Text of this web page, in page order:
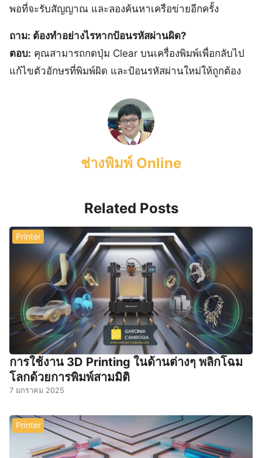
พอที่จะรับสัญญาณ และลองค้นหาเครือข่ายอีกครั้ง
ถาม: ต้องทำอย่างไรหากป้อนรหัสผ่านผิด?
ตอบ: คุณสามารถกดปุ่ม Clear บนเครื่องพิมพ์เพื่อกลับไป
แก้ไขตัวอักษรที่พิมพ์ผิด และป้อนรหัสผ่านใหม่ให้ถูกต้อง
ช่างพิมพ์ Online
Related Posts
Printer
การใช้งาน 3D Printing ในด้านต่างๆ พลิกโฉม
โลกด้วยการพิมพ์สามมิติ
7 มกราคม 2025
Printer